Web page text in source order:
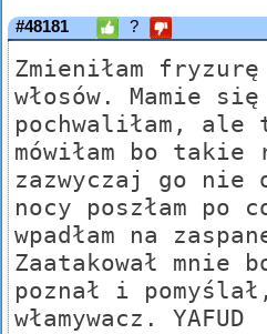
#48181 ?
Zmieniłam
włosów. Mamie się
pochwaliłam,
mówiłam bo takie
zazwyczaj go nie
nocy poszłam
wpadłam na
Zaatakował mnie
poznał i
włamywacz. YAFUD